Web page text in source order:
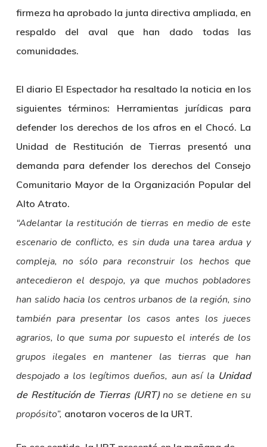
firmeza ha aprobado la junta directiva ampliada, en
respaldo del aval que han dado todas las
comunidades.
El diario El Espectador ha resaltado la noticia en los
siguientes términos: Herramientas jurídicas para
defender los derechos de los afros en el Chocó. La
Unidad de Restitución de Tierras presentó una
demanda para defender los derechos del Consejo
Comunitario Mayor de la Organización Popular del
Alto Atrato.
“Adelantar la restitución de tierras en medio de este
escenario de conflicto, es sin duda una tarea ardua y
compleja, no sólo para reconstruir los hechos que
antecedieron el despojo, ya que muchos pobladores
han salido hacia los centros urbanos de la región, sino
también para presentar los casos antes los jueces
agrarios, lo que suma por supuesto el interés de los
grupos ilegales en mantener las tierras que han
despojado a los legítimos dueños, aun así laUnidad
de Restitución de Tierras (URT)no se detiene en su
propósito”, anotaron voceros de la URT.